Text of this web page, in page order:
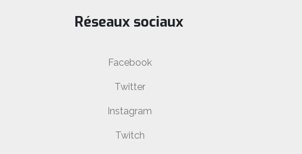
Réseaux sociaux
Facebook
Twitter
Instagram
Twitch